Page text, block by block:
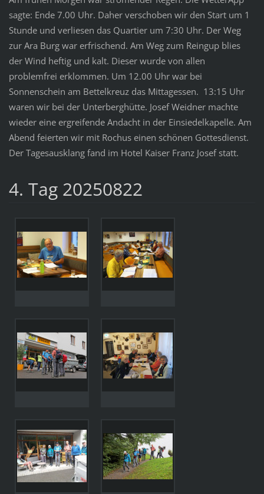
sagte: Ende 7.00 Uhr. Daher verschoben wir den Start um 1
Stunde und verliesen das Quartier um 7:30 Uhr. Der Weg
zur Ara Burg war erfrischend. Am Weg zum Reingup blies
der Wind heftig und kalt. Dieser wurde von allen
problemfrei erklommen. Um 12.00 Uhr war bei
Sonnenschein am Bettelkreuz das Mittagessen. 13:15 Uhr
waren wir bei der Unterberghütte. Josef Weidner machte
wieder eine ergreifende Andacht in der Einsiedelkapelle. Am
Abend feierten wir mit Rochus einen schönen Gottesdienst.
Der Tagesausklang fand im Hotel Kaiser Franz Josef statt.
4. Tag 20250822